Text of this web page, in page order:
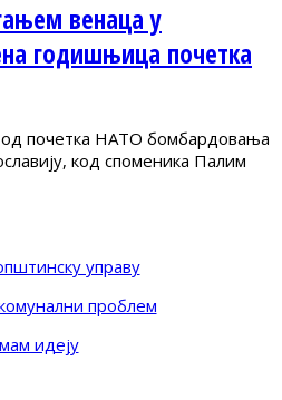
венаца у
годишњица почетка
почетка НАТО бомбардовања
код споменика Палим
управу
проблем
идеју